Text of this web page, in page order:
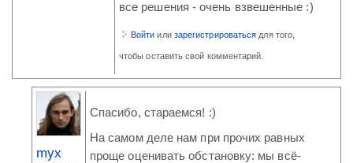
все решения - очень взвешенные :)
Войти или зарегистрироваться для того,
чтобы оставить свой комментарий.
myx
Спасибо, стараемся! :)
На самом деле нам при прочих равных
проще оценивать обстановку: мы всё-